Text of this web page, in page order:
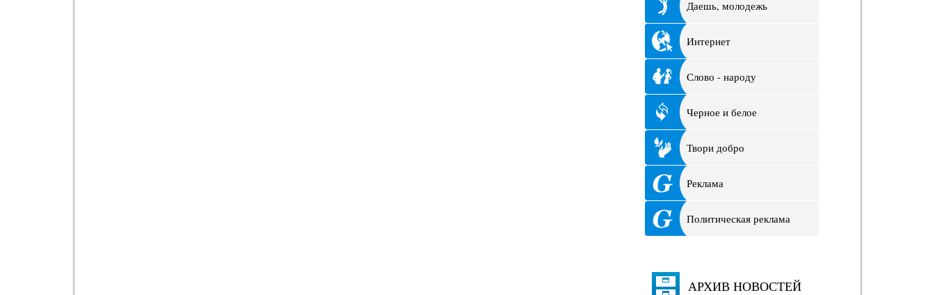
Даешь, молодежь
Интернет
Слово - народу
Черное и белое
Твори добро
Реклама
Политическая реклама
АРХИВ НОВОСТЕЙ